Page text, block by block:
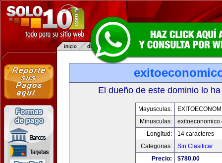
El dueño de este dominio lo
Mayusculas:
Minusculas:
Longitud:
14 caracteres
Categorias:
Sin Clasificar
Precio:
$780.00